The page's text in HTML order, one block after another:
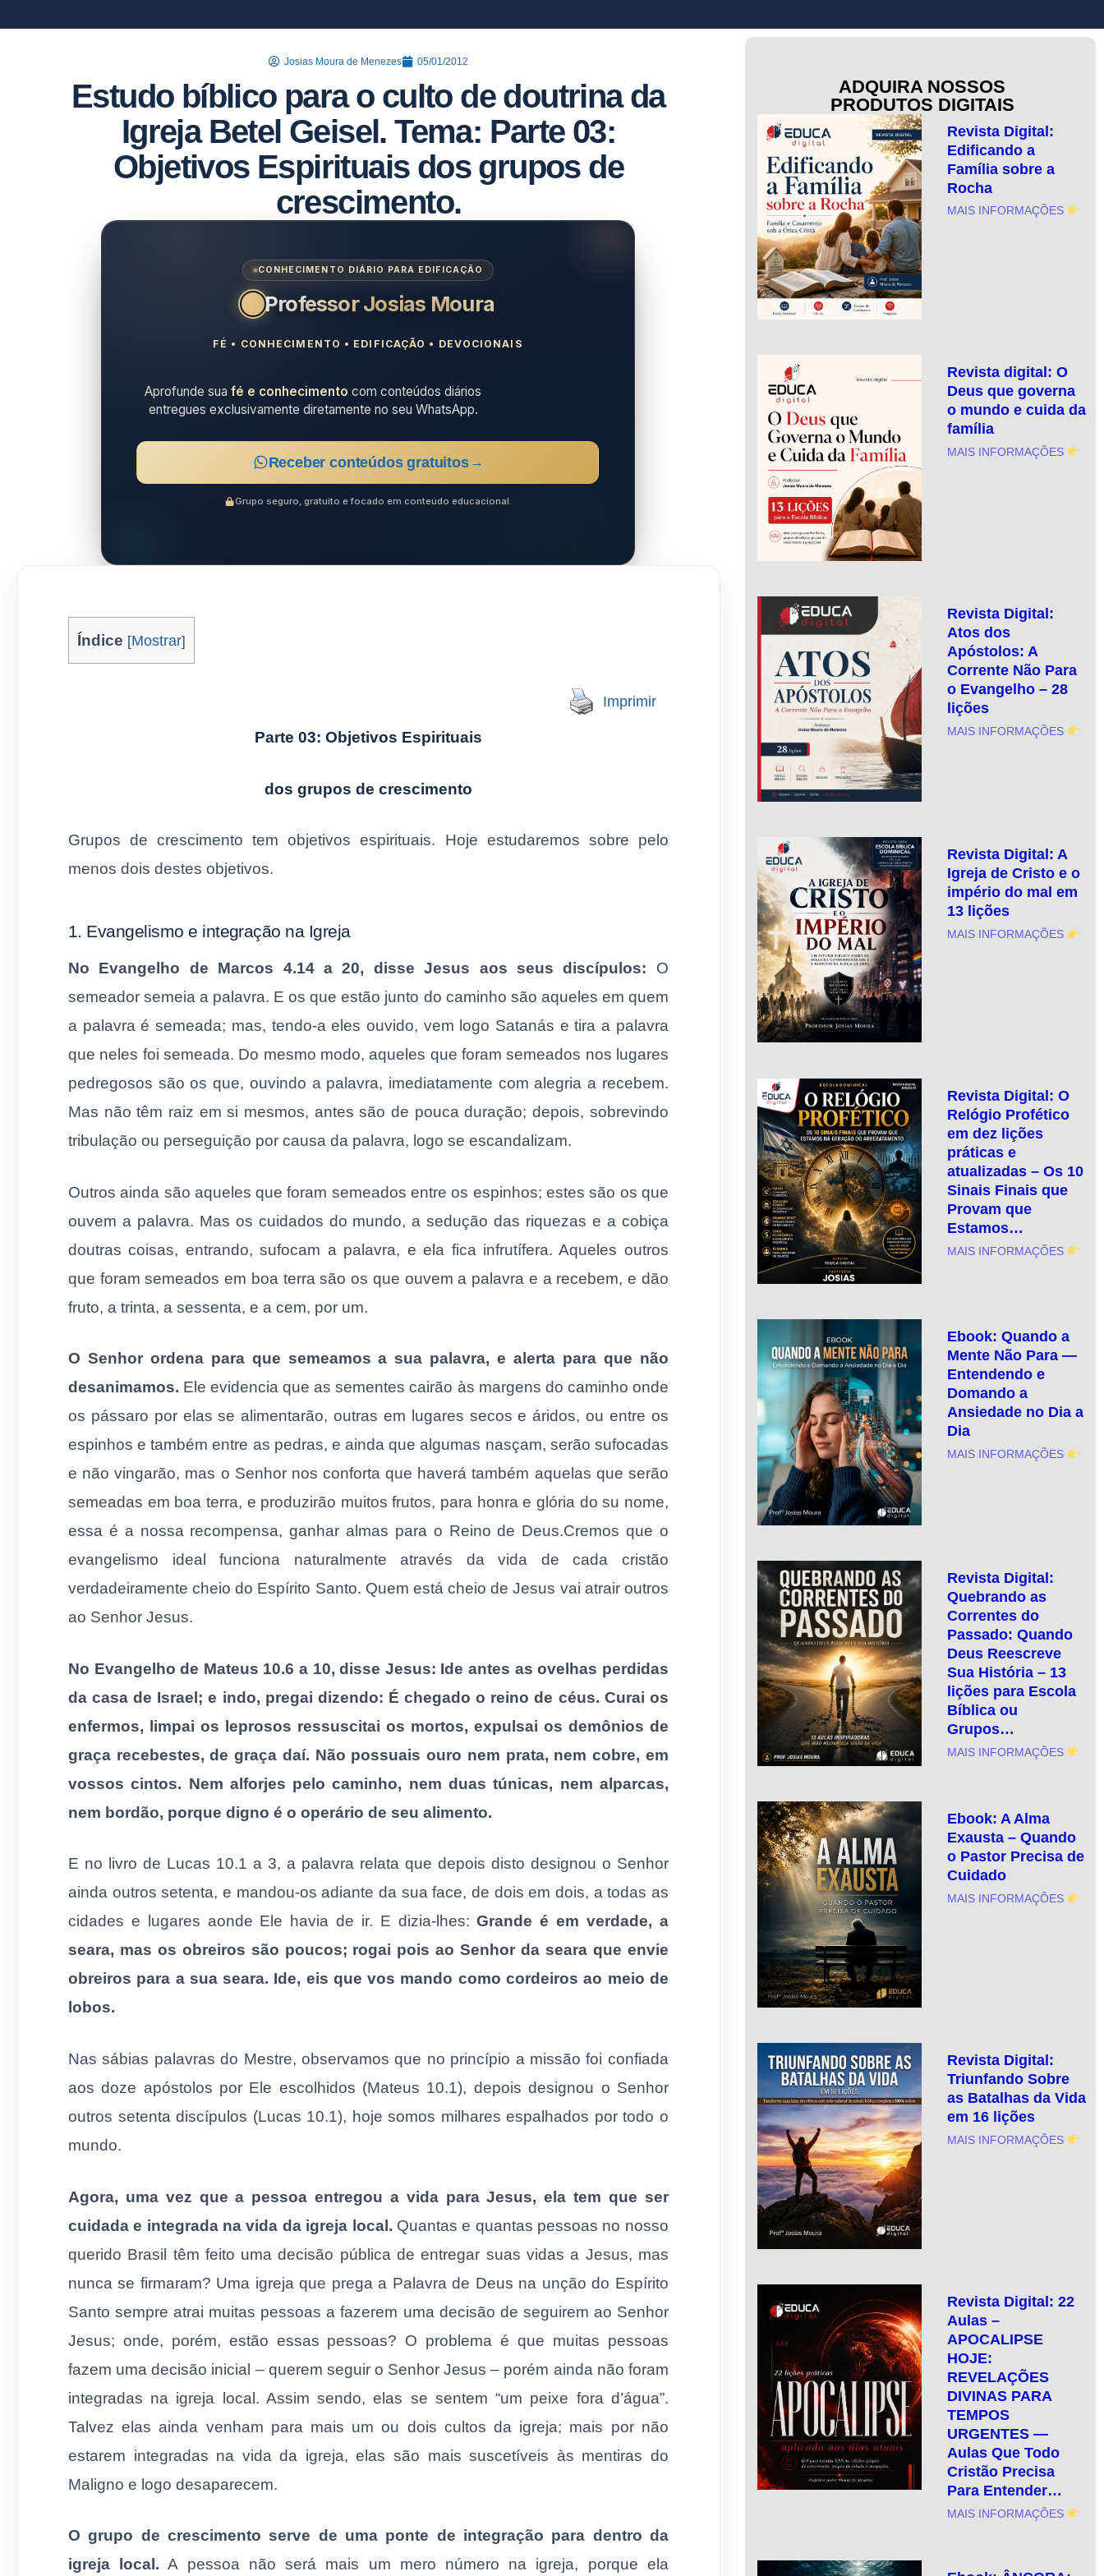
Josias Moura de Menezes 05/01/2012
Estudo bíblico para o culto de doutrina da
Igreja Betel Geisel. Tema: Parte 03:
Objetivos Espirituais dos grupos de
crescimento.
CONHECIMENTO DIÁRIO PARA EDIFICAÇÃO
Professor Josias Moura
FÉ • CONHECIMENTO • EDIFICAÇÃO • DEVOCIONAIS
Aprofunde suafé e conhecimento com conteúdos diários
entregues exclusivamente diretamente no seu WhatsApp.
Receber conteúdos gratuitos →
Grupo seguro, gratuito e focado em conteúdo educacional.
Índice [Mostrar]
Imprimir
Parte 03: Objetivos Espirituais
dos grupos de crescimento
Grupos de crescimento tem objetivos espirituais. Hoje estudaremos sobre pelo
menos dois destes objetivos.
1. Evangelismo e integração na Igreja
No Evangelho de Marcos 4.14 a 20, disse Jesus aos seus discípulos: O
semeador semeia a palavra. E os que estão junto do caminho são aqueles em quem
a palavra é semeada; mas, tendo-a eles ouvido, vem logo Satanás e tira a palavra
que neles foi semeada. Do mesmo modo, aqueles que foram semeados nos lugares
pedregosos são os que, ouvindo a palavra, imediatamente com alegria a recebem.
Mas não têm raiz em si mesmos, antes são de pouca duração; depois, sobrevindo
tribulação ou perseguição por causa da palavra, logo se escandalizam.
Outros ainda são aqueles que foram semeados entre os espinhos; estes são os que
ouvem a palavra. Mas os cuidados do mundo, a sedução das riquezas e a cobiça
doutras coisas, entrando, sufocam a palavra, e ela fica infrutífera. Aqueles outros
que foram semeados em boa terra são os que ouvem a palavra e a recebem, e dão
fruto, a trinta, a sessenta, e a cem, por um.
O Senhor ordena para que semeamos a sua palavra, e alerta para que não
desanimamos. Ele evidencia que as sementes cairão às margens do caminho onde
os pássaro por elas se alimentarão, outras em lugares secos e áridos, ou entre os
espinhos e também entre as pedras, e ainda que algumas nasçam, serão sufocadas
e não vingarão, mas o Senhor nos conforta que haverá também aquelas que serão
semeadas em boa terra, e produzirão muitos frutos, para honra e glória do su nome,
essa é a nossa recompensa, ganhar almas para o Reino de Deus.Cremos que o
evangelismo ideal funciona naturalmente através da vida de cada cristão
verdadeiramente cheio do Espírito Santo. Quem está cheio de Jesus vai atrair outros
ao Senhor Jesus.
No Evangelho de Mateus 10.6 a 10, disse Jesus: Ide antes as ovelhas perdidas
da casa de Israel; e indo, pregai dizendo: É chegado o reino de céus. Curai os
enfermos, limpai os leprosos ressuscitai os mortos, expulsai os demônios de
graça recebestes, de graça daí. Não possuais ouro nem prata, nem cobre, em
vossos cintos. Nem alforjes pelo caminho, nem duas túnicas, nem alparcas,
nem bordão, porque digno é o operário de seu alimento.
E no livro de Lucas 10.1 a 3, a palavra relata que depois disto designou o Senhor
ainda outros setenta, e mandou-os adiante da sua face, de dois em dois, a todas as
cidades e lugares aonde Ele havia de ir. E dizia-lhes:Grande é em verdade, a
seara, mas os obreiros são poucos; rogai pois ao Senhor da seara que envie
obreiros para a sua seara. Ide, eis que vos mando como cordeiros ao meio de
lobos.
Nas sábias palavras do Mestre, observamos que no princípio a missão foi confiada
aos doze apóstolos por Ele escolhidos (Mateus 10.1), depois designou o Senhor
outros setenta discípulos (Lucas 10.1), hoje somos milhares espalhados por todo o
mundo.
Agora, uma vez que a pessoa entregou a vida para Jesus, ela tem que ser
cuidada e integrada na vida da igreja local. Quantas e quantas pessoas no nosso
querido Brasil têm feito uma decisão pública de entregar suas vidas a Jesus, mas
nunca se firmaram? Uma igreja que prega a Palavra de Deus na unção do Espírito
Santo sempre atrai muitas pessoas a fazerem uma decisão de seguirem ao Senhor
Jesus; onde, porém, estão essas pessoas? O problema é que muitas pessoas
fazem uma decisão inicial – querem seguir o Senhor Jesus – porém ainda não foram
integradas na igreja local. Assim sendo, elas se sentem “um peixe fora d’água”.
Talvez elas ainda venham para mais um ou dois cultos da igreja; mais por não
estarem integradas na vida da igreja, elas são mais suscetíveis às mentiras do
Maligno e logo desaparecem.
O grupo de crescimento serve de uma ponte de integração para dentro da
igreja local. A pessoa não será mais um mero número na igreja, porque ela
ADQUIRA NOSSOS
PRODUTOS DIGITAIS
Revista Digital:
Edificando a
Família sobre a
Rocha
MAIS INFORMAÇÕES
Revista digital: O
Deus que governa
o mundo e cuida da
família
MAIS INFORMAÇÕES
Revista Digital:
Atos dos
Apóstolos: A
Corrente Não Para
o Evangelho – 28
lições
MAIS INFORMAÇÕES
Revista Digital: A
Igreja de Cristo e o
império do mal em
13 lições
MAIS INFORMAÇÕES
Revista Digital: O
Relógio Profético
em dez lições
práticas e
atualizadas – Os 10
Sinais Finais que
Provam que
Estamos…
MAIS INFORMAÇÕES
Ebook: Quando a
Mente Não Para —
Entendendo e
Domando a
Ansiedade no Dia a
Dia
MAIS INFORMAÇÕES
Revista Digital:
Quebrando as
Correntes do
Passado: Quando
Deus Reescreve
Sua História – 13
lições para Escola
Bíblica ou
Grupos…
MAIS INFORMAÇÕES
Ebook: A Alma
Exausta – Quando
o Pastor Precisa de
Cuidado
MAIS INFORMAÇÕES
Revista Digital:
Triunfando Sobre
as Batalhas da Vida
em 16 lições
MAIS INFORMAÇÕES
Revista Digital: 22
Aulas –
APOCALIPSE
HOJE:
REVELAÇÕES
DIVINAS PARA
TEMPOS
URGENTES —
Aulas Que Todo
Cristão Precisa
Para Entender…
MAIS INFORMAÇÕES